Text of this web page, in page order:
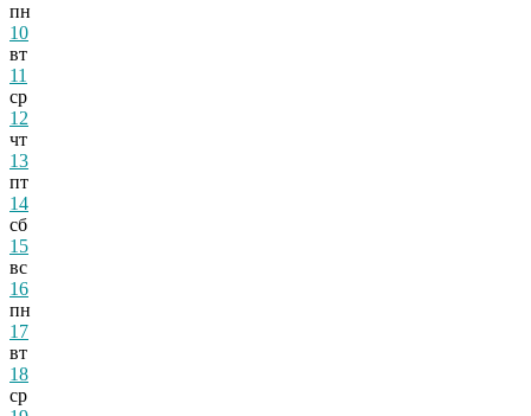
пн
10
вт
11
ср
12
чт
13
пт
14
сб
15
вс
16
пн
17
вт
18
ср